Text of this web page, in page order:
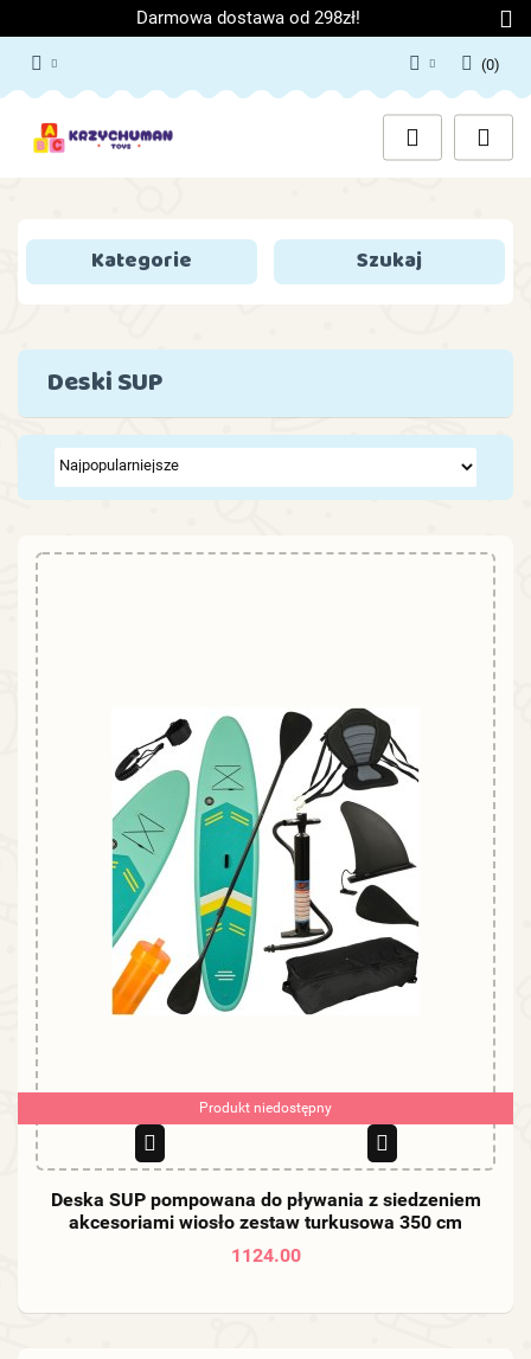
Darmowa dostawa od 298zł!
Zaloguj się
Załóż konto
Dodaj zgłoszenie
(0)
Kategorie Szukaj
Deski SUP
Produkt niedostępny
Deska SUP pompowana do pływania z siedzeniem
akcesoriami wiosło zestaw turkusowa 350 cm
1124.00